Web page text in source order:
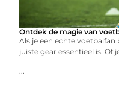
Ontdek de magie van
Als je een echte
juiste gear essentieel is. Of
...